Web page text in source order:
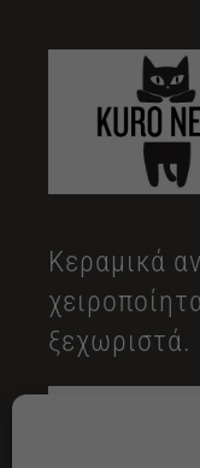
Κεραμικά
ξεχωριστά.